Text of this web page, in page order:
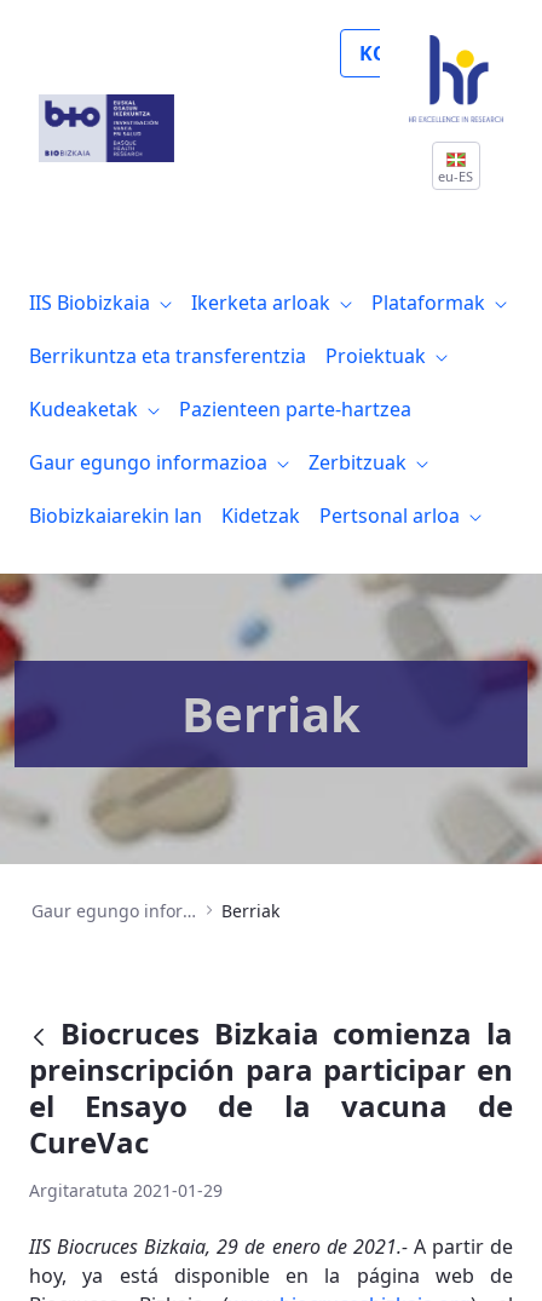
KOLABORATU
eu-ES
IIS Biobizkaia Ikerketa arloak
Plataformak
Berrikuntza eta transferentzia
Proiektuak
Kudeaketak
Pazienteen parte-hartzea
Gaur egungo informazioa
Zerbitzuak
Biobizkaiarekin lan
Kidetzak Pertsonal arloa
Berriak
Gaur egungo informazioa Berriak
Biocruces Bizkaia comienza la
preinscripción para participar en
el Ensayo de la vacuna de
CureVac
Argitaratuta 2021-01-29
IIS Biocruces Bizkaia, 29 de enero de 2021.-A partir de
hoy, ya está disponible en la página web de